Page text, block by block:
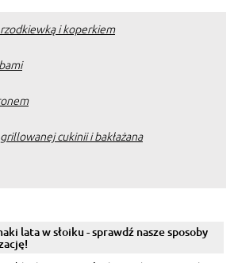
rzodkiewką i koperkiem
cukinii i bakłażana
lata w słoiku - sprawdź nasze sposoby